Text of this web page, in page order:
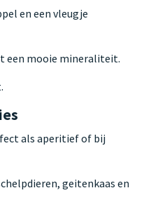
en een vleugje
een mooie mineraliteit.
als aperitief of bij
geitenkaas en